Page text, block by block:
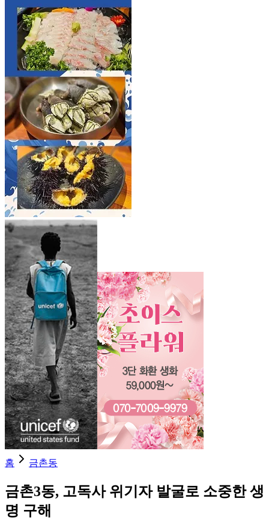
홈 금촌동
금촌3동, 고독사 위기자 발굴로 소중한 생
명 구해